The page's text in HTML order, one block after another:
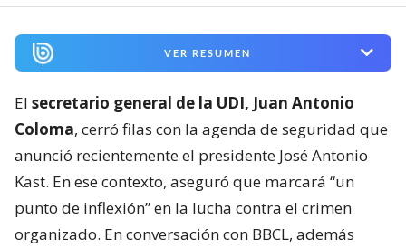
VER RESUMEN
El secretario general de la UDI, Juan Antonio
Coloma, cerró filas con la agenda de seguridad que
anunció recientemente el presidente José Antonio
Kast. En ese contexto, aseguró que marcará “un
punto de inflexión” en la lucha contra el crimen
organizado. En conversación con BBCL, además